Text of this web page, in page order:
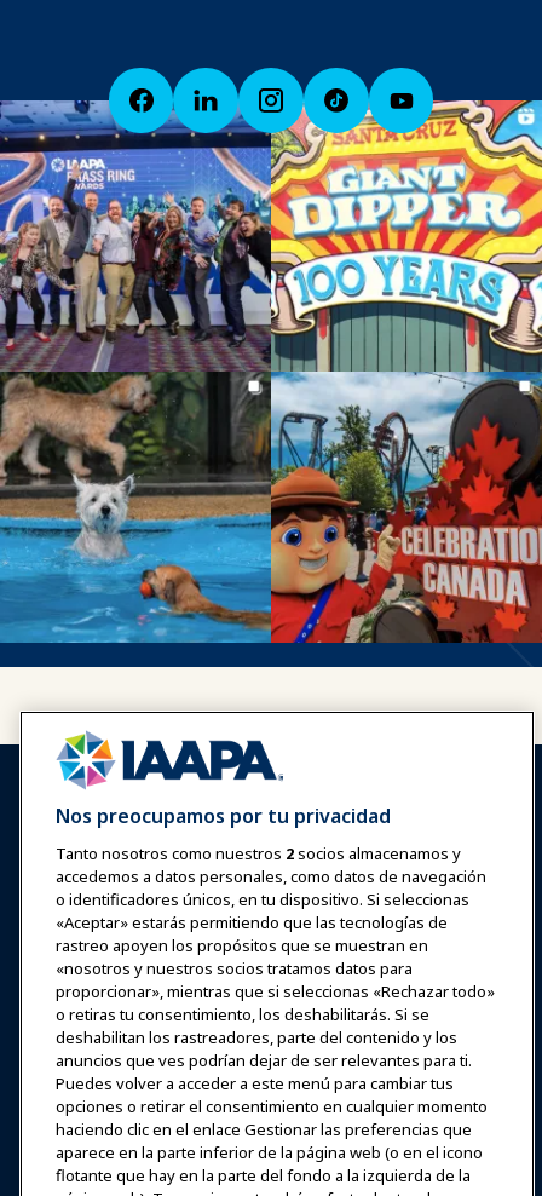
Iniciar sesión Únete ahora
Premios Carreras
Contacto
Expos y Eventos
Noticias y Funworld
Educación
Seguridad y protección
Nos preocupamos por tu privacidad
Tanto nosotros como nuestros 2socios almacenamos y
accedemos a datos personales, como datos de navegación
o identificadores únicos, en tu dispositivo. Si seleccionas
«Aceptar» estarás permitiendo que las tecnologías de
rastreo apoyen los propósitos que se muestran en
«nosotros y nuestros socios tratamos datos para
proporcionar», mientras que si seleccionas «Rechazar todo»
o retiras tu consentimiento, los deshabilitarás. Si se
deshabilitan los rastreadores, parte del contenido y los
anuncios que ves podrían dejar de ser relevantes para ti.
Puedes volver a acceder a este menú para cambiar tus
opciones o retirar el consentimiento en cualquier momento
haciendo clic en el enlace Gestionar las preferencias que
aparece en la parte inferior de la página web (o en el icono
flotante que hay en la parte del fondo a la izquierda de la